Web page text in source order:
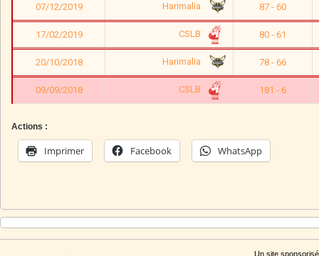
07/12/2019 Harimalia 87 - 60
17/02/2019 CSLB 80 - 61
20/10/2018 Harimalia 78 - 66
09/09/2018 CSLB 181 - 6
Actions :
Imprimer Facebook WhatsApp
Un site